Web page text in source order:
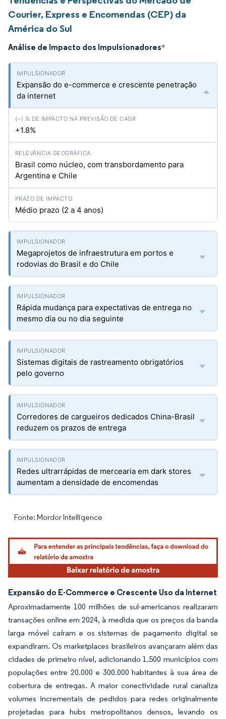
Courier, Express e Encomendas (CEP) da
América do Sul
Análise de Impacto dos Impulsionadores*
Expansão do e-commerce e crescente penetração
da internet
+1.8%
Brasil como núcleo, com transbordamento para
Argentina e Chile
Médio prazo (2 a 4 anos)
Megaprojetos de infraestrutura em portos e
rodovias do Brasil e do Chile
Rápida mudança para expectativas de entrega no
mesmo dia ou no dia seguinte
Sistemas digitais de rastreamento obrigatórios
pelo governo
Corredores de cargueiros dedicados China-Brasil
reduzem os prazos de entrega
Redes ultrarrápidas de mercearia em dark stores
aumentam a densidade de encomendas
Fonte: Mordor Intelligence
Expansão do E-Commerce e Crescente Uso da Internet
Aproximadamente 100 milhões de sul-americanos realizaram
transações online em 2024, à medida que os preços da banda
larga móvel caíram e os sistemas de pagamento digital se
expandiram. Os marketplaces brasileiros avançaram além das
cidades de primeiro nível, adicionando 1.500 municípios com
populações entre 20.000 e 300.000 habitantes à sua área de
cobertura de entregas. A maior conectividade rural canaliza
volumes incrementais de pedidos para redes originalmente
projetadas para hubs metropolitanos densos, levando os